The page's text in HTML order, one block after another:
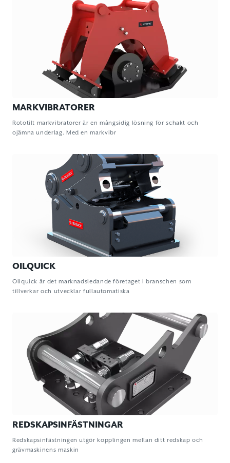
MARKVIBRATORER
Rototilt markvibratorer är en mångsidig lösning för schakt och
ojämna underlag. Med en markvibr
OILQUICK
Oliquick är det marknadsledande företaget i branschen som
tillverkar och utvecklar fullautomatiska
REDSKAPSINFÄSTNINGAR
Redskapsinfästningen utgör kopplingen mellan ditt redskap och
grävmaskinens maskin